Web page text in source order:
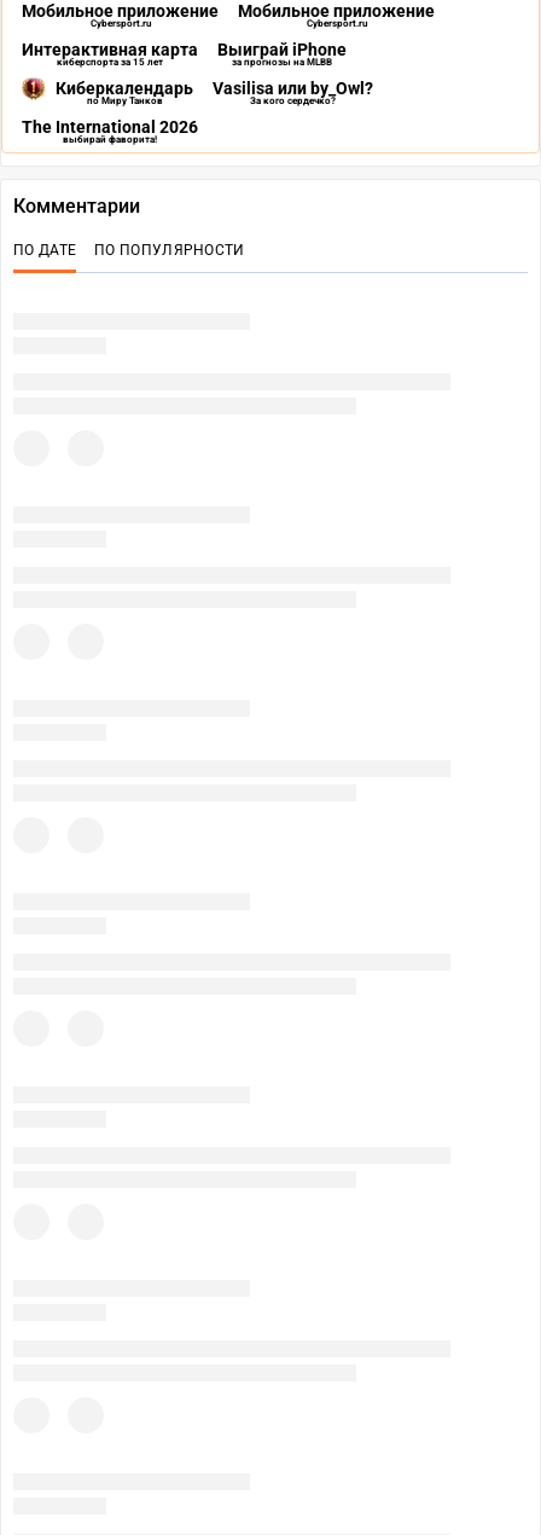
Мобильное приложение
Cybersport.ru
Мобильное приложение
Cybersport.ru
Интерактивная карта
киберспорта за 15 лет
Выиграй iPhone
за прогнозы на MLBB
Киберкалендарь
по Миру Танков
Vasilisa или by_Owl?
За кого сердечко?
The International 2026
выбирай фаворита!
Комментарии
ПО ДАТЕ ПО ПОПУЛЯРНОСТИ